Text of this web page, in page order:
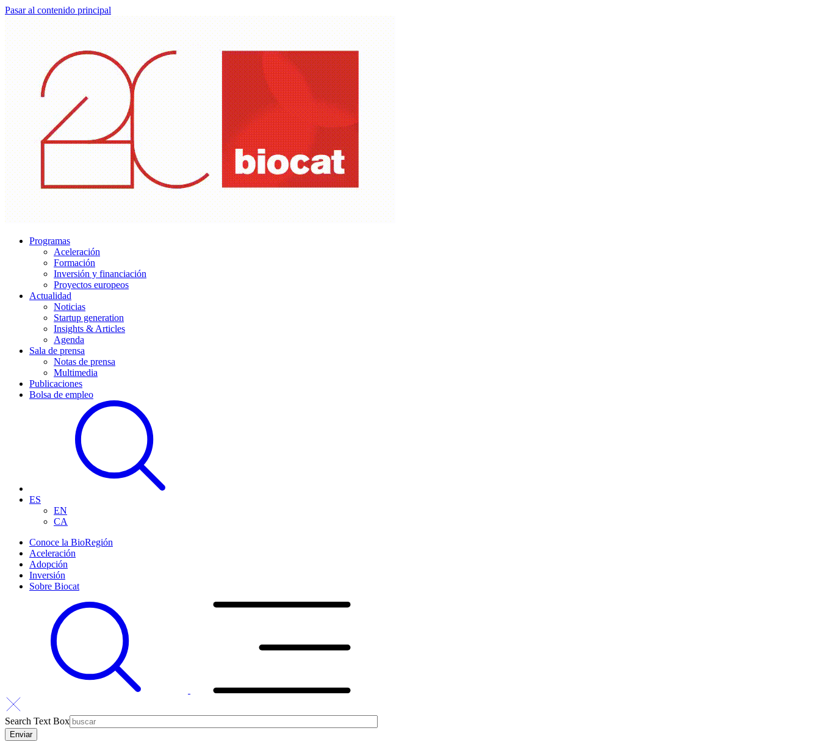
Pasar al contenido principal
Programas
Aceleración
Formación
Inversión y financiación
Proyectos europeos
Actualidad
Noticias
Startup generation
Insights & Articles
Agenda
Sala de prensa
Notas de prensa
Multimedia
Publicaciones
Bolsa de empleo
ES
EN
CA
Conoce la BioRegión
Aceleración
Adopción
Inversión
Sobre Biocat
Search Text Box